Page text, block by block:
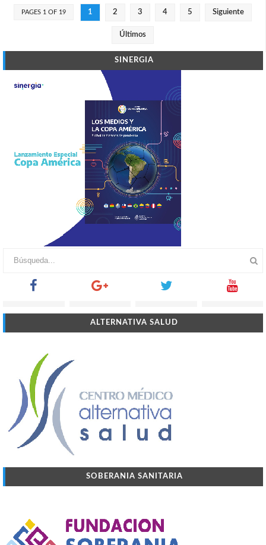
PAGES 1 OF 19 1 2 3 4 5 Siguiente
Últimos
SINERGIA
ALTERNATIVA SALUD
SOBERANIA SANITARIA